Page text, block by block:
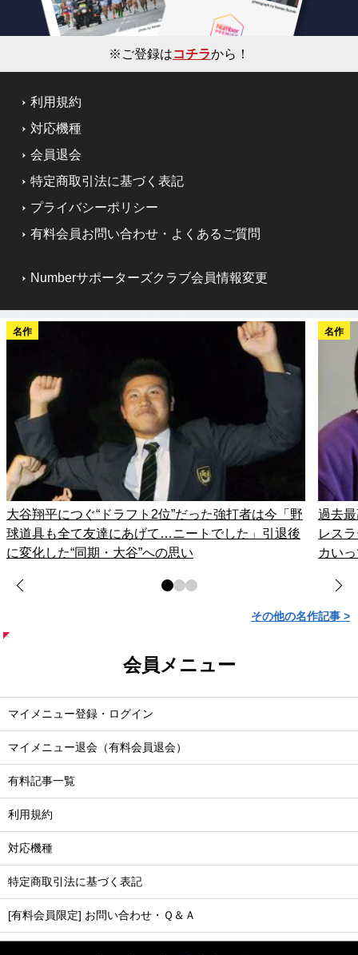
※ご登録はコチラから！
利用規約
対応機種
会員退会
特定商取引法に基づく表記
プライバシーポリシー
有料会員お問い合わせ・よくあるご質問
Numberサポーターズクラブ会員情報変更
名作
大谷翔平につぐ“ドラフト2位”だった強打者は今「野
球道具も全て友達にあげて…ニートでした」引退後
に変化した“同期・大谷”への思い
名作
過去
レス
カい
その他の名作記事 >
会員メニュー
マイメニュー登録・ログイン
マイメニュー退会（有料会員退会）
有料記事一覧
利用規約
対応機種
特定商取引法に基づく表記
[有料会員限定] お問い合わせ・Ｑ＆Ａ